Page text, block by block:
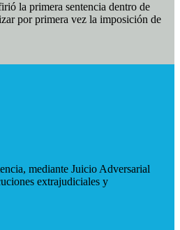
la primera sentencia dentro de
por primera vez la imposición de
mediante Juicio Adversarial
extrajudiciales y